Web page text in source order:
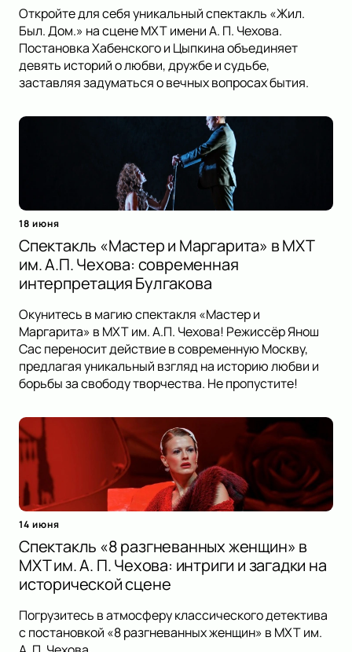
Откройте для себя уникальный спектакль «Жил.
Был. Дом.» на сцене МХТ имени А. П. Чехова.
Постановка Хабенского и Цыпкина объединяет
девять историй о любви, дружбе и судьбе,
заставляя задуматься о вечных вопросах бытия.
18 июня
Спектакль «Мастер и Маргарита» в МХТ
им. А.П. Чехова: современная
интерпретация Булгакова
Окунитесь в магию спектакля «Мастер и
Маргарита» в МХТ им. А.П. Чехова! Режиссёр Янош
Сас переносит действие в современную Москву,
предлагая уникальный взгляд на историю любви и
борьбы за свободу творчества. Не пропустите!
14 июня
Спектакль «8 разгневанных женщин» в
МХТ им. А. П. Чехова: интриги и загадки на
исторической сцене
Погрузитесь в атмосферу классического детектива
с постановкой «8 разгневанных женщин» в МХТ им.